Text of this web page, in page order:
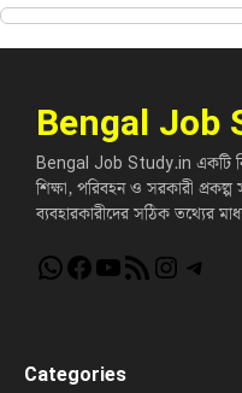
Bengal Job
Bengal Job Study.in একটি
শিক্ষা, পরিবহন ও সরকারী
ব্যবহারকারীদের সঠিক তথ্যের
WhatsApp
Facebook
YouTube
RSS Feed
Categories